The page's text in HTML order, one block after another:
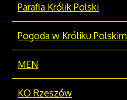
Parafia Królik Polski
Pogoda w Króliku Polskim
MEN
KO Rzeszów